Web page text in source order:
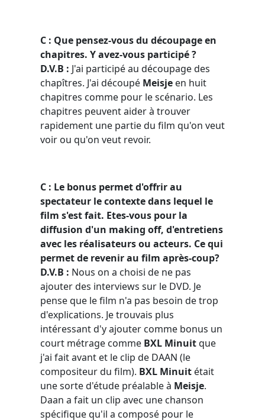
C : Que pensez-vous du découpage en
chapitres. Y avez-vous participé ?
D.V.B : J'ai participé au découpage des
chapîtres. J'ai découpé Meisje en huit
chapitres comme pour le scénario. Les
chapitres peuvent aider à trouver
rapidement une partie du film qu'on veut
voir ou qu'on veut revoir.
C : Le bonus permet d'offrir au
spectateur le contexte dans lequel le
film s'est fait. Etes-vous pour la
diffusion d'un making off, d'entretiens
avec les réalisateurs ou acteurs. Ce qui
permet de revenir au film après-coup?
D.V.B : Nous on a choisi de ne pas
ajouter des interviews sur le DVD. Je
pense que le film n'a pas besoin de trop
d'explications. Je trouvais plus
intéressant d'y ajouter comme bonus un
court métrage comme BXL Minuitque
j'ai fait avant et le clip de DAAN (le
compositeur du film). BXL Minuit était
une sorte d'étude préalable à Meisje.
Daan a fait un clip avec une chanson
spécifique qu'il a composé pour le